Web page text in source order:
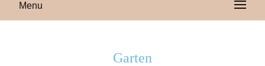
Menu
Garten